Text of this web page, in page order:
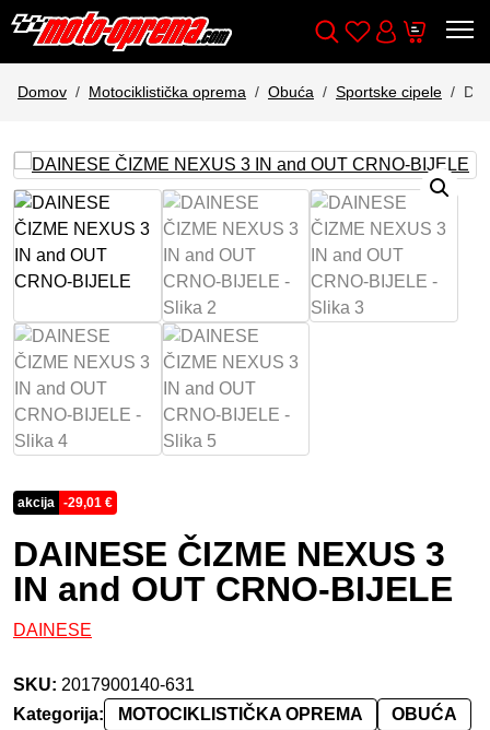
Wishlist
Cart
Domov Motociklistička oprema Obuća Sportske cipele
akcija -29,01 €
DAINESE ČIZME NEXUS 3
IN and OUT CRNO-BIJELE
DAINESE
SKU: 2017900140-631
Kategorija:
MOTOCIKLISTIČKA OPREMA
OBUĆA